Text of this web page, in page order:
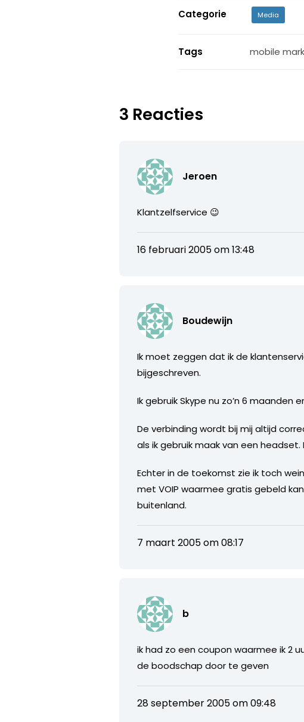
Categorie Media
Tags mobile
3 Reacties
Jeroen
Klantzelfservice 😉
16 februari 2005 om 13:48
Boudewijn
Ik moet zeggen dat ik de
bijgeschreven.
Ik gebruik Skype nu zo’n 6 maanden
De verbinding wordt bij mij altijd
als ik gebruik maak van een
Echter in de toekomst zie ik toch
met VOIP waarmee gratis gebeld
buitenland.
7 maart 2005 om 08:17
b
ik had zo een coupon waarmee ik 2
de boodschap door te geven
28 september 2005 om 09:48